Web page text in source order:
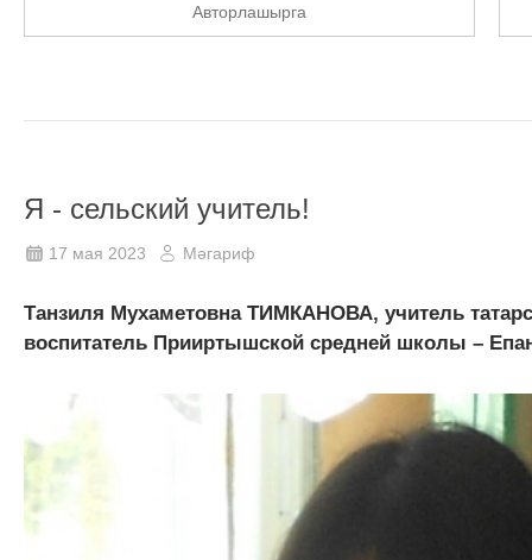
Авторлашырга
Я - сельский учитель!
17 мая 2023 Мәгариф
Танзиля Мухаметовна ТИМКАНОВА, учитель
воспитатель Прииртышской средней школы –